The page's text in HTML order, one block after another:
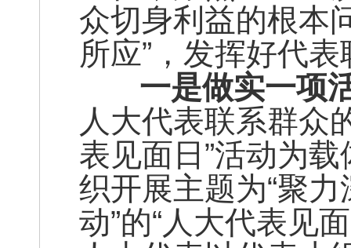
众切身利益的根本
所应”，发挥好代
一是做实一项
人大代表联系群众
表见面日”活动为
织开展主题为“聚
动”的“人大代表见